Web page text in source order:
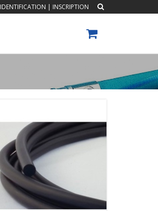
IDENTIFICATION | INSCRIPTION